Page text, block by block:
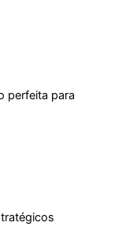
perfeita para